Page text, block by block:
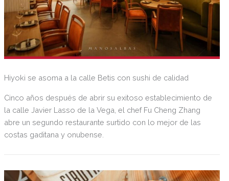
Hiyoki se asoma a la calle Betis con sushi de calidad
Cinco años después de abrir su exitoso establecimiento de
la calle Javier Lasso de la Vega, el chef Fu Cheng Zhang
abre un segundo restaurante surtido con lo mejor de las
costas gaditana y onubense.